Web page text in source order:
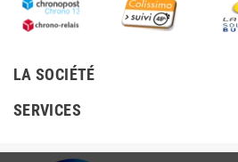
LA SOCIÉTÉ
SERVICES